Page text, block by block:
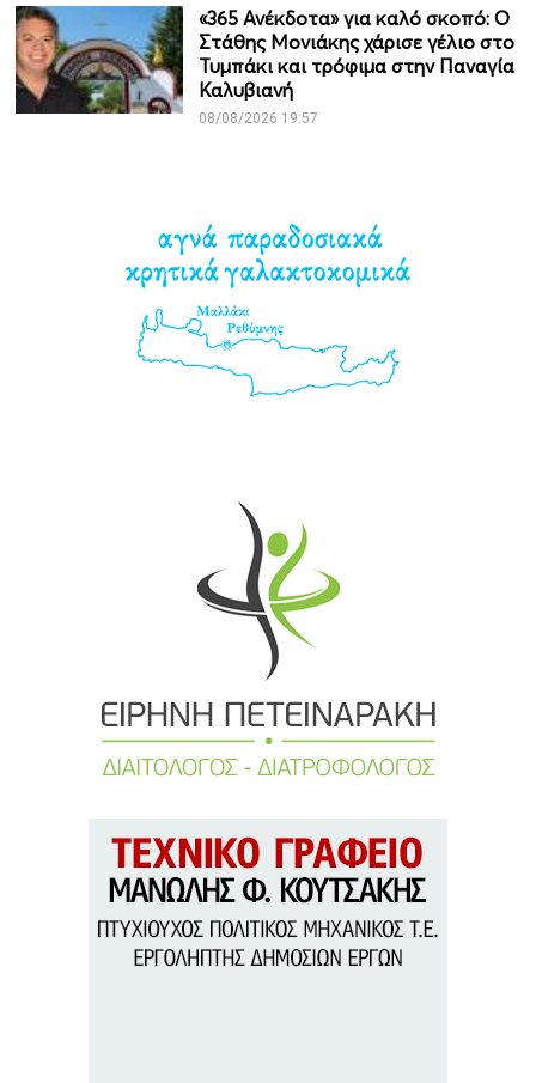
«365 Ανέκδοτα» για καλό σκοπό: Ο
Στάθης Μονιάκης χάρισε γέλιο στο
Τυμπάκι και τρόφιμα στην Παναγία
Καλυβιανή
08/08/2026 19:57